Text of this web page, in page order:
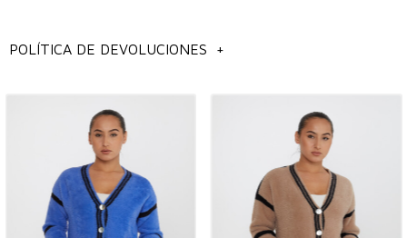
Modelos de cardigan al por mayor de Estambul,
modelos de ropa de mujer al por mayor,
modelos de cardigan de mujer al por mayor,
Puede contactarnos para obtener información detallada sobre los
POLÍTICA DE DEVOLUCIONES +